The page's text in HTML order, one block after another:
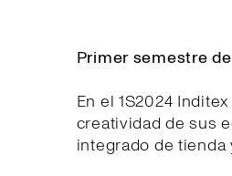
Primer semestre
En el 1S2024
creatividad de sus
integrado de tienda